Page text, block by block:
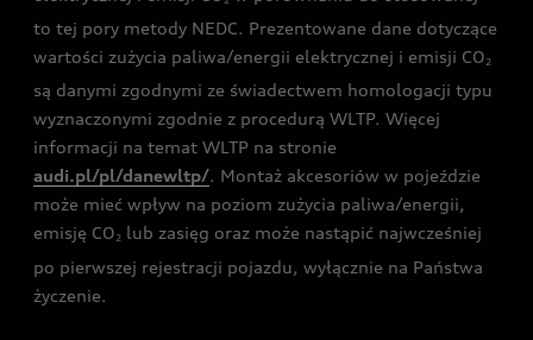
to tej pory metody NEDC. Prezentowane dane dotyczące
wartości zużycia paliwa/energii elektrycznej i emisji CO2
są danymi zgodnymi ze świadectwem homologacji typu
wyznaczonymi zgodnie z procedurą WLTP. Więcej
informacji na temat WLTP na stronie
audi.pl/pl/danewltp/. Montaż akcesoriów w pojeździe
może mieć wpływ na poziom zużycia paliwa/energii,
emisję CO2 lub zasięg oraz może nastąpić najwcześniej
po pierwszej rejestracji pojazdu, wyłącznie na Państwa
życzenie.